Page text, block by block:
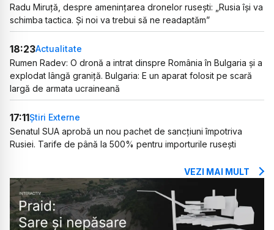
Radu Miruță, despre amenințarea dronelor rusești: „Rusia își va
schimba tactica. Și noi va trebui să ne readaptăm”
18:23Actualitate
Rumen Radev: O dronă a intrat dinspre România în Bulgaria și a
explodat lângă graniță. Bulgaria: E un aparat folosit pe scară
largă de armata ucraineană
17:11Știri Externe
Senatul SUA aprobă un nou pachet de sancțiuni împotriva
Rusiei. Tarife de până la 500% pentru importurile rusești
VEZI MAI MULT